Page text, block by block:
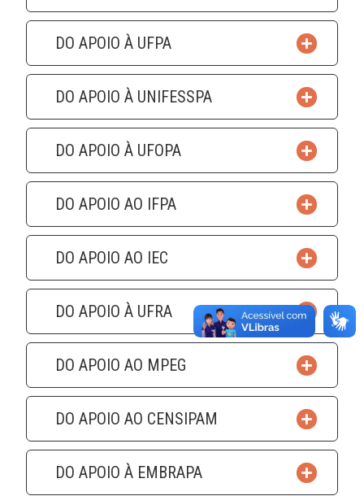
DO APOIO À UFPA
DO APOIO À UNIFESSPA
DO APOIO À UFOPA
DO APOIO AO IFPA
DO APOIO AO IEC
DO APOIO À UFRA
DO APOIO AO MPEG
DO APOIO AO CENSIPAM
DO APOIO À EMBRAPA